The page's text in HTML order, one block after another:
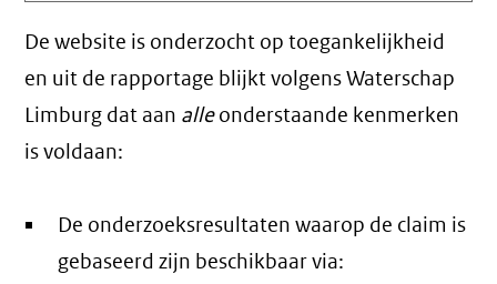
De website is onderzocht op toegankelijkheid
en uit de rapportage blijkt volgens Waterschap
Limburg dat aan alleonderstaande kenmerken
is voldaan:
De onderzoeksresultaten waarop de claim is
gebaseerd zijn beschikbaar via: